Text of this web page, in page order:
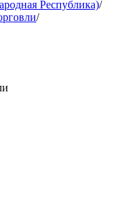
Республика)/
/